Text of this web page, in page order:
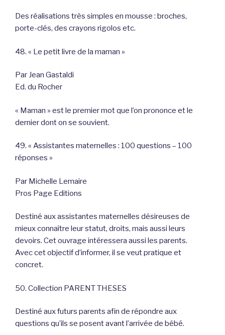
Des réalisations très simples en mousse : broches,
porte-clés, des crayons rigolos etc.
48. « Le petit livre de la maman »
Par Jean Gastaldi
Ed. du Rocher
« Maman » est le premier mot que l’on prononce et le
dernier dont on se souvient.
49. « Assistantes maternelles : 100 questions – 100
réponses »
Par Michelle Lemaire
Pros Page Editions
Destiné aux assistantes maternelles désireuses de
mieux connaître leur statut, droits, mais aussi leurs
devoirs. Cet ouvrage intéressera aussi les parents.
Avec cet objectif d’informer, il se veut pratique et
concret.
50. Collection PARENT THESES
Destiné aux futurs parents afin de répondre aux
questions qu’ils se posent avant l’arrivée de bébé.